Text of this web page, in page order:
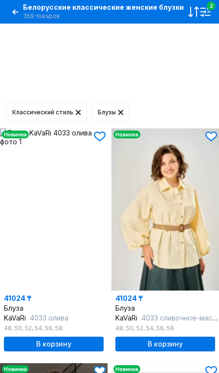
Белорусские классические женские блузки
359 товаров
2
Классический стиль Блузы
Новинка
41024 ₸
Блуза
KaVaRi 4033 олива
48, 50, 52, 54, 56, 58
В корзину
Новинка
41024 ₸
Блуза
KaVaRi 4033 сливочное-масло
48, 50, 52, 54, 56, 58
В корзину
Новинка Новинка